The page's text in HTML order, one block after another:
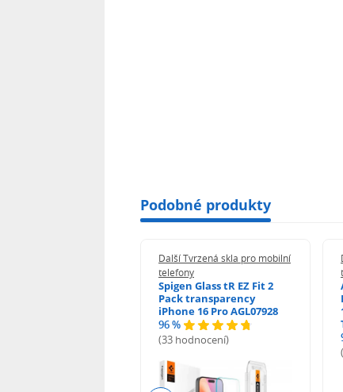
Podobné produkty
Další Tvrzená skla pro mobilní
telefony
Spigen Glass tR EZ Fit 2
Pack transparency
iPhone 16 Pro AGL07928
96 %
(33 hodnocení)